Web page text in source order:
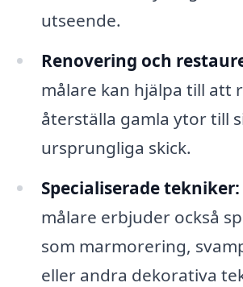
utseende.
Renovering och
målare kan hjälpa till att
återställa gamla ytor till
ursprungliga skick.
Specialiserade tekniker:
målare erbjuder också
som marmorering,
eller andra dekorativa